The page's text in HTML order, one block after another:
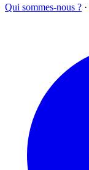
Qui sommes-nous ? ·